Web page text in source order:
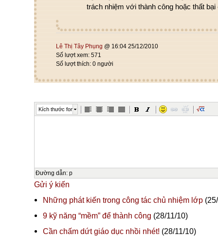
trách nhiệm với thành công hoặc thất bại
Lê Thị Tây Phụng @ 16:04 25/12/2010
Số lượt xem: 571
Số lượt thích: 0 người
Kích thước font
Đường dẫn: p
Gửi ý kiến
Những phát kiến trong công tác chủ nhiệm lớp
9 kỹ năng “mềm” để thành công (28/11/10)
Cần chấm dứt giáo dục nhồi nhét! (28/11/10)